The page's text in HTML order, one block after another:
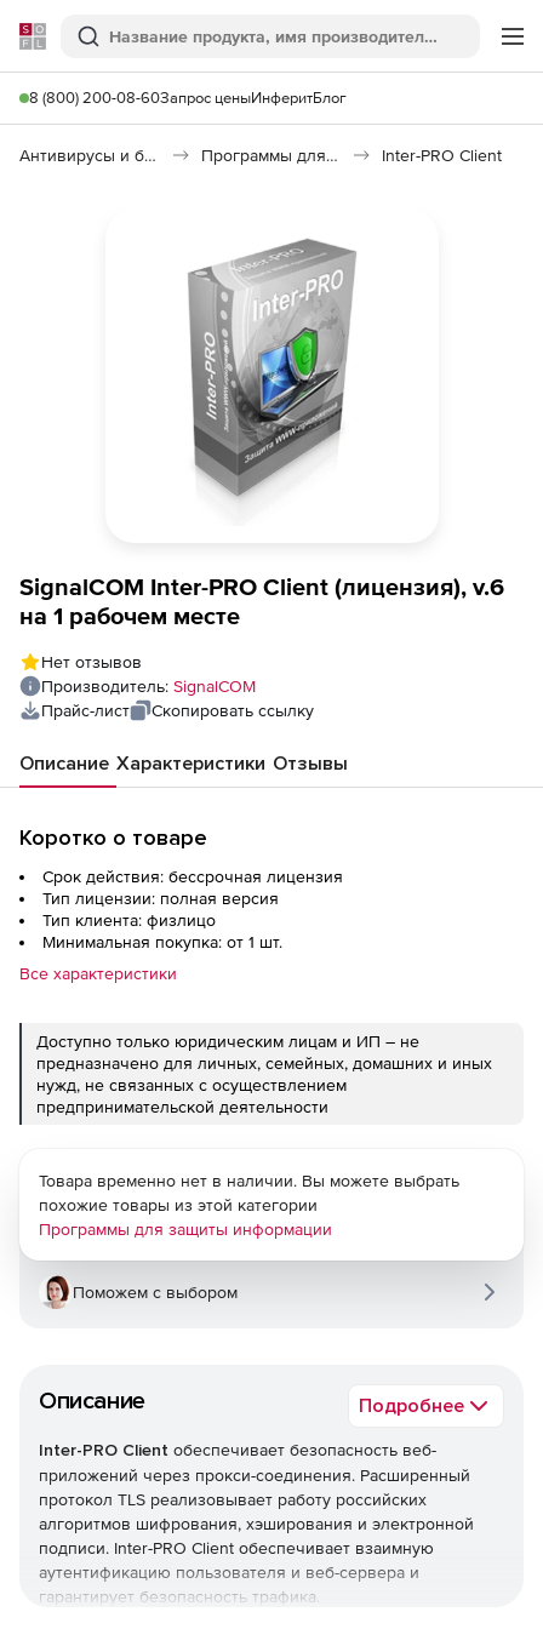
Softline
Поиск
8 (800) 200-08-60Запрос ценыИнферитБлог
Антивирусы и безопасность Программы для защиты информации Inter-PRO Client
SignalCOM Inter-PRO Client (лицензия), v.6
на 1 рабочем месте
Нет отзывов
Производитель: SignalCOM
Прайс-лист
Скопировать ссылку
Описание Характеристики Отзывы
Коротко о товаре
Срок действия: бессрочная лицензия
Тип лицензии: полная версия
Тип клиента: физлицо
Минимальная покупка: от 1 шт.
Все характеристики
Доступно только юридическим лицам и ИП – не
предназначено для личных, семейных, домашних и иных
нужд, не связанных с осуществлением
предпринимательской деятельности
Описание Подробнее
Inter-PRO Client обеспечивает безопасность веб-
приложений через прокси-соединения. Расширенный
протокол TLS реализовывает работу российских
алгоритмов шифрования, хэширования и электронной
подписи. Inter-PRO Client обеспечивает взаимную
аутентификацию пользователя и веб-сервера и
гарантирует безопасность трафика.
Товара временно нет в наличии. Вы можете выбрать
похожие товары из этой категории
Программы для защиты информации
Поможем с выбором